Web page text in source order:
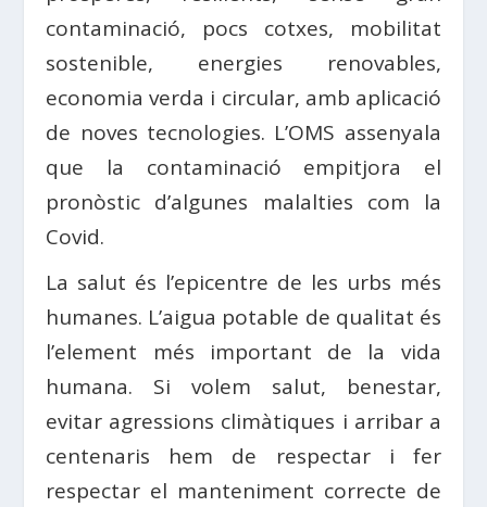
contaminació, pocs cotxes, mobilitat
sostenible, energies renovables,
economia verda i circular, amb aplicació
de noves tecnologies. L’OMS assenyala
que la contaminació empitjora el
pronòstic d’algunes malalties com la
Covid.
La salut és l’epicentre de les urbs més
humanes. L’aigua potable de qualitat és
l’element més important de la vida
humana. Si volem salut, benestar,
evitar agressions climàtiques i arribar a
centenaris hem de respectar i fer
respectar el manteniment correcte de